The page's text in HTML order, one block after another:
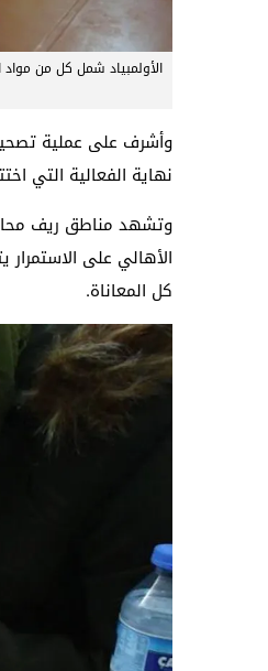
الأولمبياد شمل كل من مواد
نهاية الفعالية التي
وتشهد مناطق ريف
الأهالي على
كل المعاناة.